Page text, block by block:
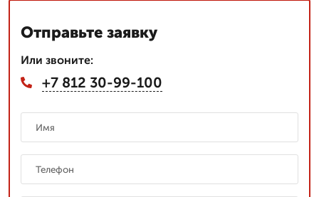
Отправьте заявку
Или звоните:
+7 812 30-99-100